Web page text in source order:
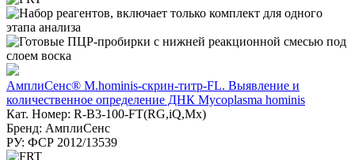
АмплиСенс® M.hominis-скрин-титр-FL. Выявление и
количественное определение ДНК Mycoplasma hominis
Кат. Номер: R-B3-100-FT(RG,iQ,Mx)
Бренд: АмплиСенс
РУ: ФСР 2012/13539